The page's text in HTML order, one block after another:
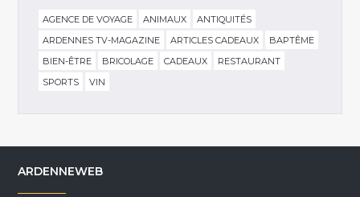
AGENCE DE VOYAGE ANIMAUX
ANTIQUITÉS
ARDENNES TV-MAGAZINE
ARTICLES CADEAUX
BAPTÊME
BIEN-ÊTRE
BRICOLAGE CADEAUX
RESTAURANT
SPORTS
VIN
ARDENNEWEB